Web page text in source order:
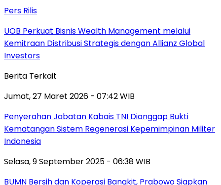
Pers Rilis
UOB Perkuat Bisnis Wealth Management melalui
Kemitraan Distribusi Strategis dengan Allianz Global
Investors
Berita Terkait
Jumat, 27 Maret 2026 - 07:42 WIB
Penyerahan Jabatan Kabais TNI Dianggap Bukti
Kematangan Sistem Regenerasi Kepemimpinan Militer
Indonesia
Selasa, 9 September 2025 - 06:38 WIB
BUMN Bersih dan Koperasi Bangkit, Prabowo Siapkan